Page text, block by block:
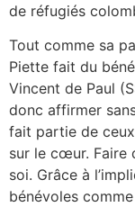
de réfugiés
Tout comme sa
Piette fait du
Vincent de Paul
donc affirmer
fait partie de
sur le cœur. Faire
soi. Grâce à
bénévoles